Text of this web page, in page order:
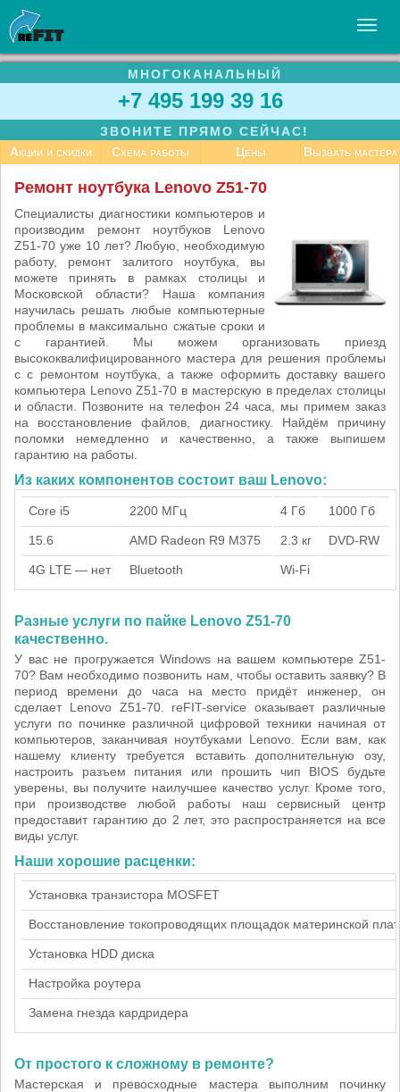
УСЛУГИ
БИЗНЕСУ
СТАТЬИ
МНОГОКАНАЛЬНЫЙ
+7 495 199 39 16
ЗВОНИТЕ ПРЯМО СЕЙЧАС!
Акции и скидки
Схема работы Цены Вызвать мастера
Ремонт ноутбука Lenovo Z51-70
Специалисты диагностики компьютеров и
производим ремонт ноутбуков Lenovo
Z51-70 уже 10 лет? Любую, необходимую
работу, ремонт залитого ноутбука, вы
можете принять в рамках столицы и
Московской области? Наша компания
научилась решать любые компьютерные
проблемы в максимально сжатые сроки и
с гарантией. Мы можем организовать приезд
высококвалифицированного мастера для решения проблемы
с с ремонтом ноутбука, а также оформить доставку вашего
компьютера Lenovo Z51-70 в мастерскую в пределах столицы
и области. Позвоните на телефон 24 часа, мы примем заказ
на восстановление файлов, диагностику. Найдём причину
поломки немедленно и качественно, а также выпишем
гарантию на работы.
Из каких компонентов состоит ваш Lenovo:
Core i5 2200 МГц 4 Гб 1000 Гб
15.6 AMD Radeon R9 M375 2.3 кг DVD-RW
4G LTE — нет Bluetooth Wi-Fi
Разные услуги по пайке Lenovo Z51-70
качественно.
У вас не прогружается Windows на вашем компьютере Z51-
70? Вам необходимо позвонить нам, чтобы оставить заявку? В
период времени до часа на место придёт инженер, он
сделает Lenovo Z51-70. reFIT-service оказывает различные
услуги по починке различной цифровой техники начиная от
компьютеров, заканчивая ноутбуками Lenovo. Если вам, как
нашему клиенту требуется вставить дополнительную озу,
настроить разъем питания или прошить чип BIOS будьте
уверены, вы получите наилучшее качество услуг. Кроме того,
при производстве любой работы наш сервисный центр
предоставит гарантию до 2 лет, это распространяется на все
виды услуг.
Наши хорошие расценки:
Установка транзистора MOSFET
Восстановление токопроводящих площадок материнской
Установка HDD диска
Настройка роутера
Замена гнезда кардридера
От простого к сложному в ремонте?
Мастерская и превосходные мастера выполним починку